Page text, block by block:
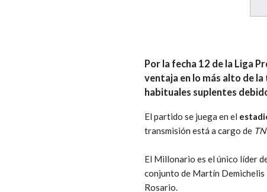
Por la fecha 12 de la Liga
ventaja en lo más alto de
habituales suplentes
El partido se juega en el
transmisión está a cargo de
El Millonario es el único líder
conjunto de Martín
Rosario.